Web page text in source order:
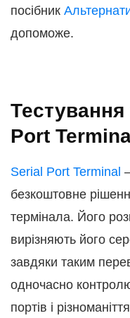
посібник
допоможе.
Port
Serial Port Terminal
безкоштовне
термінала. Його
вирізняють його
завдяки таким
одночасно
портів і